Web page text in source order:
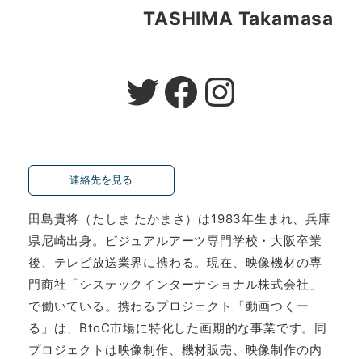
TASHIMA Takamasa
Twitter Facebook Instagram
〒530-0047 大阪市北区西天満3-2-9翁ビル
1F
06-6363-5060
06-6363-3666
tashima@systecintl.com
連絡先を見る
田島貴将（たしま たかまさ）は1983年生まれ、兵庫
県尼崎出身。ビジュアルアーツ専門学校・大阪卒業
後、テレビ放送業界に携わる。現在、映像機材の専
門商社「システックインターナショナル株式会社」
で働いている。携わるプロジェクト「動画つくー
る」は、BtoC市場に特化した画期的な事業です。同
プロジェクトは映像制作、機材販売、映像制作の内